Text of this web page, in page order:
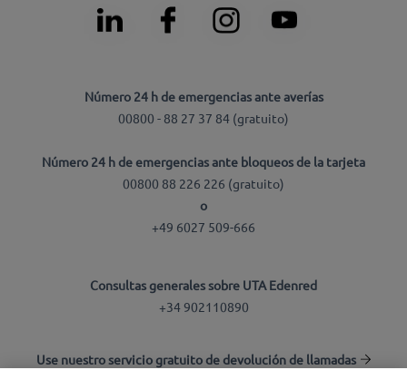
Número 24 h de emergencias ante averías
00800 - 88 27 37 84 (gratuito)
Número 24 h de emergencias ante bloqueos de la tarjeta
00800 88 226 226 (gratuito)
o
+49 6027 509-666
Consultas generales sobre UTA Edenred
+34 902110890
Use nuestro servicio gratuito de devolución de llamadas